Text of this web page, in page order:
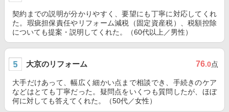
契約までの説明が分かりやすく、要望にも丁寧に対応してくれ
た。瑕疵担保責任やリフォーム減税（固定資産税）、税額控除
についても提案・説明してくれた。（60代以上／男性）
大京のリフォーム 76.0点
大手だけあって、幅広く細かい点まで相談でき、手続きのケア
などはとても丁寧だった。疑問点をいくつも質問したが、ほぼ
何に対しても答えてくれた。（50代／女性）